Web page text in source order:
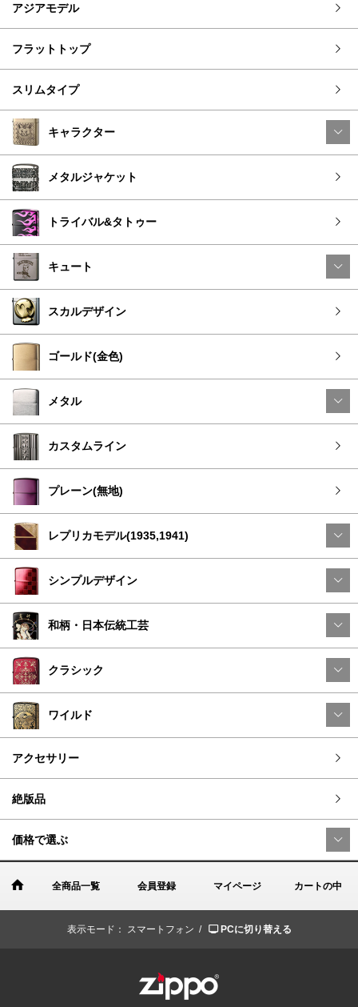
アジアモデル
フラットトップ
スリムタイプ
キャラクター
メタルジャケット
トライバル&タトゥー
キュート
スカルデザイン
ゴールド(金色)
メタル
カスタムライン
プレーン(無地)
レプリカモデル(1935,1941)
シンプルデザイン
和柄・日本伝統工芸
クラシック
ワイルド
アクセサリー
絶版品
価格で選ぶ
全商品一覧 会員登録 マイページ カートの中
表示モード： スマートフォン / PCに切り替える